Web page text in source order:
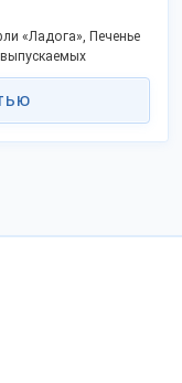
«Ладога», Печенье
без посредников.
соответствующие